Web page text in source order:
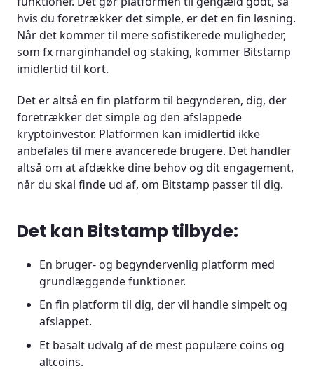
hvis du foretrækker det simple, er det en fin løsning.
Når det kommer til mere sofistikerede muligheder,
som fx marginhandel og staking, kommer Bitstamp
imidlertid til kort.
Det er altså en fin platform til begynderen, dig, der
foretrækker det simple og den afslappede
kryptoinvestor. Platformen kan imidlertid ikke
anbefales til mere avancerede brugere. Det handler
altså om at afdække dine behov og dit engagement,
når du skal finde ud af, om Bitstamp passer til dig.
Det kan Bitstamp tilbyde:
En bruger- og begyndervenlig platform med
grundlæggende funktioner.
En fin platform til dig, der vil handle simpelt og
afslappet.
Et basalt udvalg af de mest populære coins og
altcoins.